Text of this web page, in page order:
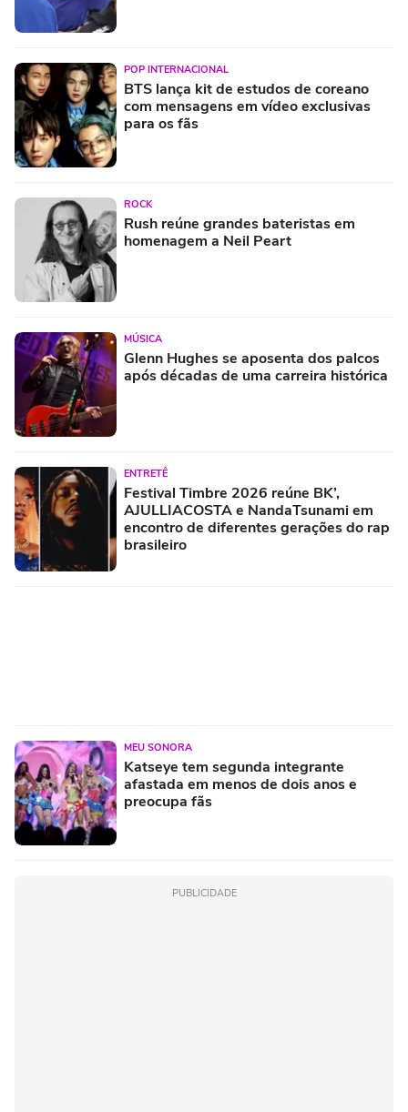
POP INTERNACIONAL
BTS lança kit de estudos de coreano
com mensagens em vídeo exclusivas
para os fãs
ROCK
Rush reúne grandes bateristas em
homenagem a Neil Peart
MÚSICA
Glenn Hughes se aposenta dos palcos
após décadas de uma carreira histórica
ENTRETÊ
Festival Timbre 2026 reúne BK’,
AJULLIACOSTA e NandaTsunami em
encontro de diferentes gerações do rap
brasileiro
MEU SONORA
Katseye tem segunda integrante
afastada em menos de dois anos e
preocupa fãs
PUBLICIDADE